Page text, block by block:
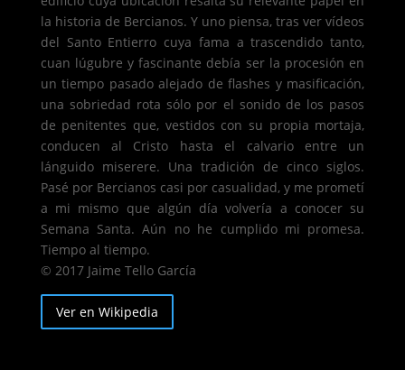
la historia de Bercianos. Y uno piensa, tras ver vídeos
del Santo Entierro cuya fama a trascendido tanto,
cuan lúgubre y fascinante debía ser la procesión en
un tiempo pasado alejado de flashes y masificación,
una sobriedad rota sólo por el sonido de los pasos
de penitentes que, vestidos con su propia mortaja,
conducen al Cristo hasta el calvario entre un
lánguido miserere. Una tradición de cinco siglos.
Pasé por Bercianos casi por casualidad, y me prometí
a mi mismo que algún día volvería a conocer su
Semana Santa. Aún no he cumplido mi promesa.
Tiempo al tiempo.
© 2017 Jaime Tello García
Ver en Wikipedia